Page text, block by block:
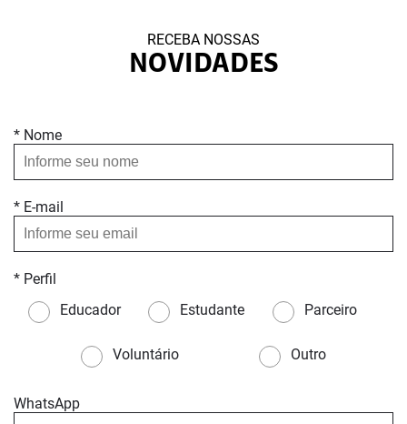
RECEBA NOSSAS
NOVIDADES
* Nome
* E-mail
* Perfil
Educador
Estudante Parceiro
Voluntário Outro
WhatsApp